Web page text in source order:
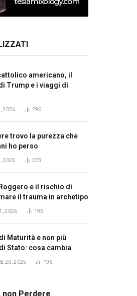
americano, il
Trump e i viaggi di
2026 296
trovo la purezza che
ho perso
2026 223
Roggero e il rischio di
il trauma in archetipo
2026 196
Maturità e non più
Stato: cosa cambia
20, 2025 196
non Perdere